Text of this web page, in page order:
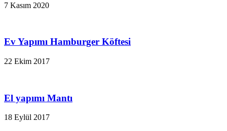
7 Kasım 2020
Ev Yapımı Hamburger Köftesi
22 Ekim 2017
El yapımı Mantı
18 Eylül 2017